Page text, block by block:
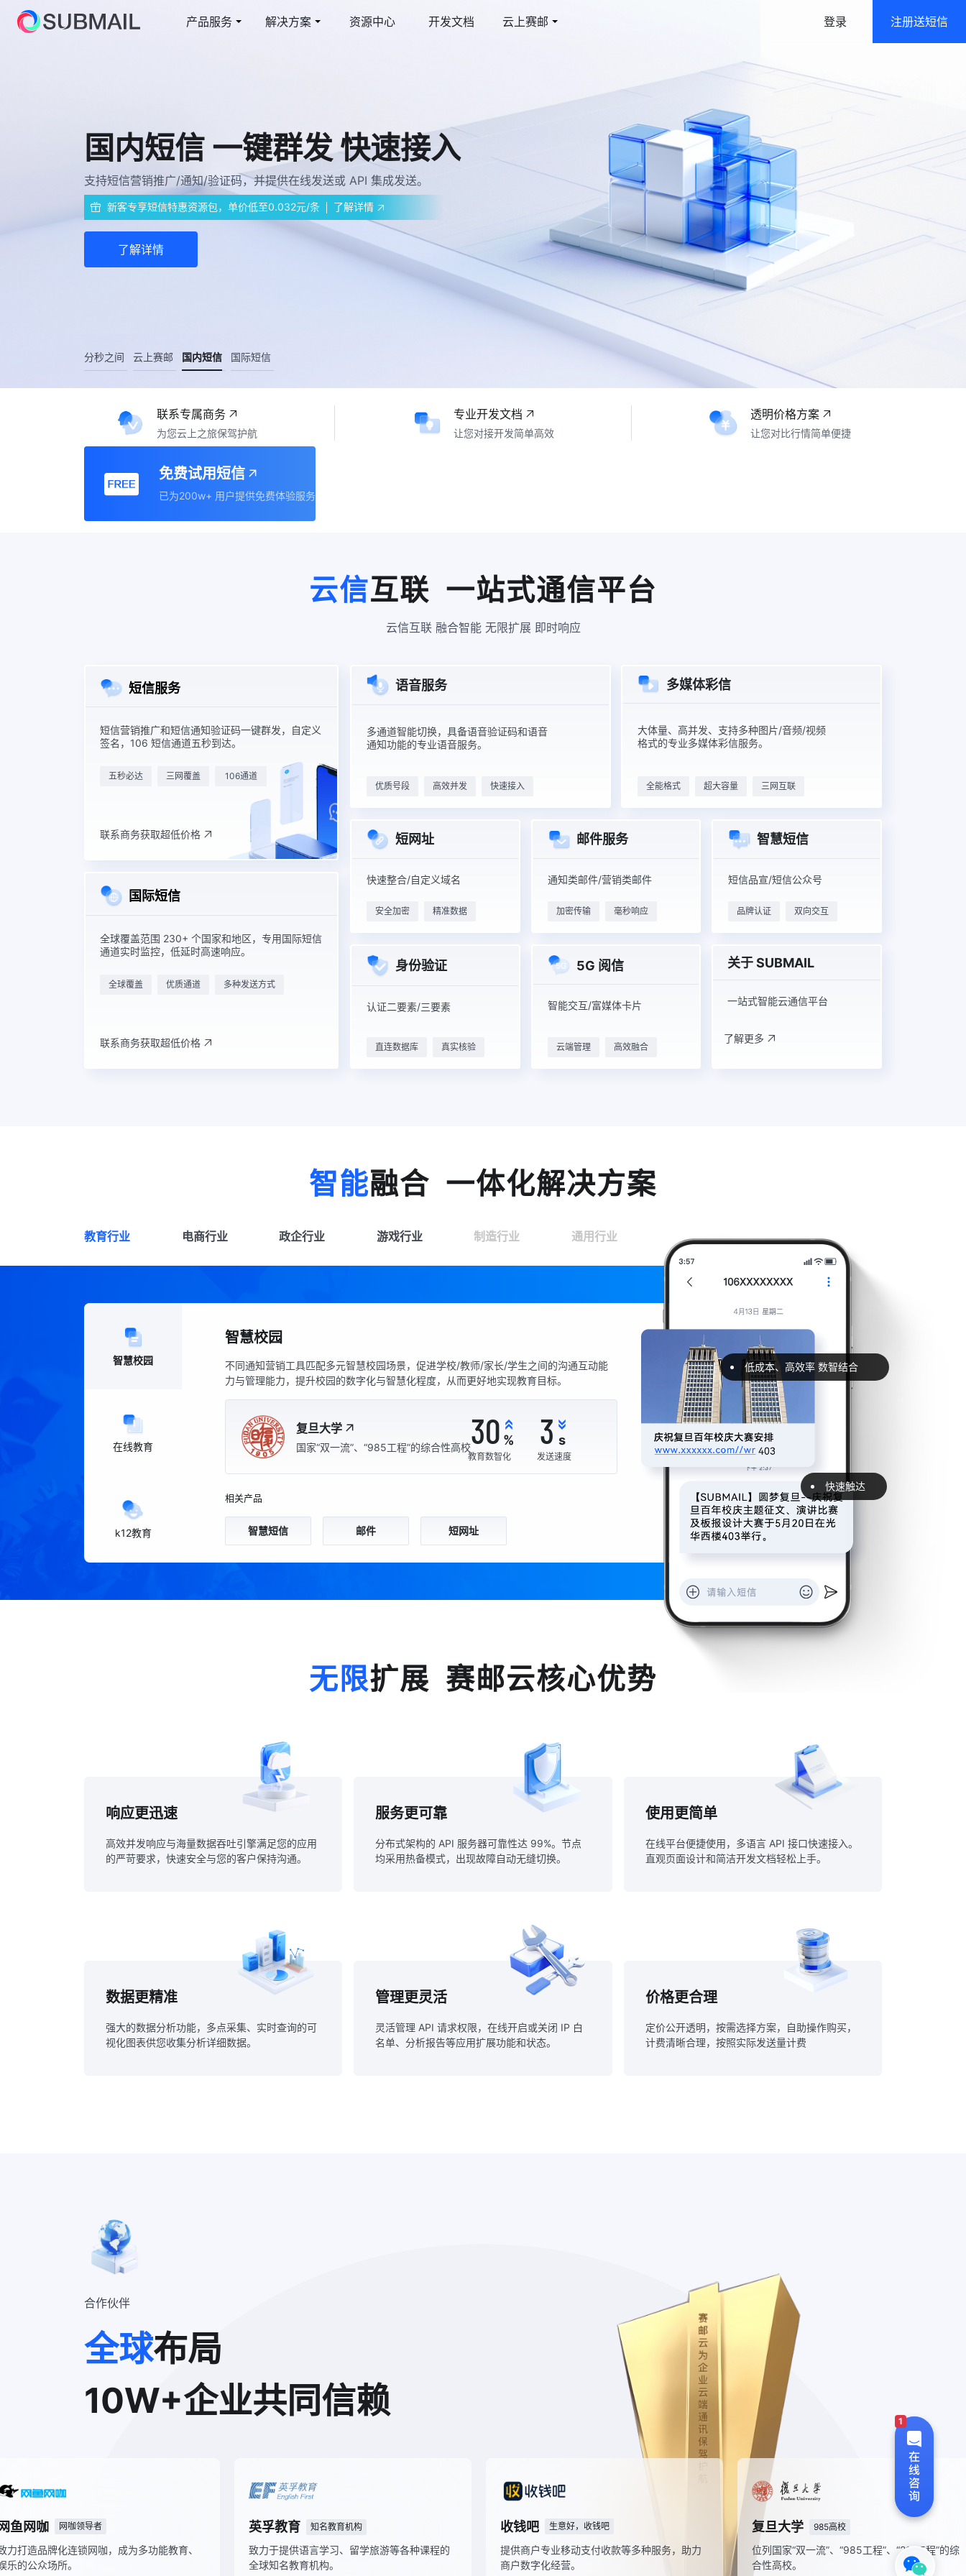
产品服务 解决方案 资源中心 开发文档 云上赛邮
短网址
快速整合/自定义域名
国际短信
全球覆盖/多国语言
身份验证
认证二要素/三要素
5G 阅信
智能交互/富媒体卡片
政府及公共行业解决方案
登录 注册送短信
1
国际短信 全球覆盖 多国语言
无需内容报备，简单、迅速、低成本，真正做到一点接入全球覆盖！
了解详情
分秒之间 云上赛邮 国内短信 国际短信
联系专属商务
为您云上之旅保驾护航
专业开发文档
让您对接开发简单高效
透明价格方案
让您对比行情简单便捷
免费试用短信
已为200w+ 用户提供免费体验服务
云信互联 一站式通信平台
云信互联 融合智能 无限扩展 即时响应
短信服务
短信营销推广和短信通知验证码一键群发，自定义
签名，106 短信通道五秒到达。
五秒必达 三网覆盖 106通道
联系商务获取超低价格
国际短信
全球覆盖范围 230+ 个国家和地区，专用国际短信
通道实时监控，低延时高速响应。
全球覆盖 优质通道 多种发送方式
联系商务获取超低价格
语音服务
多通道智能切换，具备语音验证码和语音
通知功能的专业语音服务。
优质号段 高效并发 快速接入
多媒体彩信
大体量、高并发、支持多种图片/音频/视频
格式的专业多媒体彩信服务。
全能格式 超大容量 三网互联
短网址
快速整合/自定义域名
安全加密 精准数据
邮件服务
通知类邮件/营销类邮件
加密传输 毫秒响应
智慧短信
短信品宣/短信公众号
品牌认证 双向交互
身份验证
认证二要素/三要素
直连数据库 真实核验
5G 阅信
智能交互/富媒体卡片
云端管理 高效融合
关于 SUBMAIL
一站式智能云通信平台
了解更多
智能融合 一体化解决方案
教育行业 电商行业 政企行业 游戏行业 制造行业 通用行业
智慧校园
在线教育
k12教育
智慧校园
不同通知营销工具匹配多元智慧校园场景，促进学校/教师/家长/学生之间的沟通互动能
力与管理能力，提升校园的数字化与智慧化程度，从而更好地实现教育目标。
复旦大学
国家“双一流”、“985工程”的综合性高校30 %
教育数智化
3 s
发送速度
相关产品
智慧短信 邮件 短网址
低成本、高效率 数智结合
快速触达
无限扩展 赛邮云核心优势
响应更迅速
高效并发响应与海量数据吞吐引擎满足您的应用
的严苛要求，快速安全与您的客户保持沟通。
服务更可靠
分布式架构的 API 服务器可靠性达 99%。节点
均采用热备模式，出现故障自动无缝切换。
使用更简单
在线平台便捷使用，多语言 API 接口快速接入。
直观页面设计和简洁开发文档轻松上手。
数据更精准
强大的数据分析功能，多点采集、实时查询的可
视化图表供您收集分析详细数据。
管理更灵活
灵活管理 API 请求权限，在线开启或关闭 IP 白
名单、分析报告等应用扩展功能和状态。
价格更合理
定价公开透明，按需选择⽅案，⾃助操作购买，
计费清晰合理，按照实际发送量计费
合作伙伴
全球布局
10W+企业共同信赖
设高校、国家“双
致力打造品牌化连锁网咖，成为多功能教育、
致力于提供语言学习、留学旅游等各种课程的
提供商户专业移动支付收款等多种服务，助力
位列国家“双一流”
合性高校。